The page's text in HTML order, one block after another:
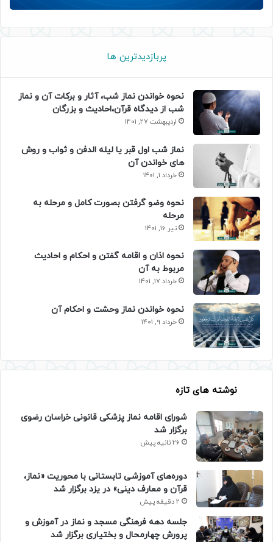
پربازدیدترین ها
نحوه خواندن نماز شب، آثار و برکات آن و نماز
شب از دیدگاه قرآن،احادیث و بزرگان
اردیبهشت 27, 1401
نماز شب اول قبر یا لیله الدفن و ثواب و روش
های خواندن آن
خرداد 1, 1401
نحوه وضو گرفتن بصورت کامل و مرحله به
مرحله
تیر 16, 1401
نحوه اذان و اقامه گفتن و احکام و احادیث
مربوط به آن
خرداد 17, 1401
نحوه خواندن نماز وحشت و احکام آن
خرداد 9, 1401
نوشته های تازه
شورای اقامه نماز پزشکی قانونی خراسان رضوی
برگزار شد
26 ثانیه پیش
دوره‌های آموزشی تابستانی با محوریت «نماز،
قرآن و معارف دینی» در یزد برگزار شد
2 دقیقه پیش
جلسه دهه فرهنگی مسجد و نماز در آموزش و
پرورش چهارمحال و بختیاری برگزار شد